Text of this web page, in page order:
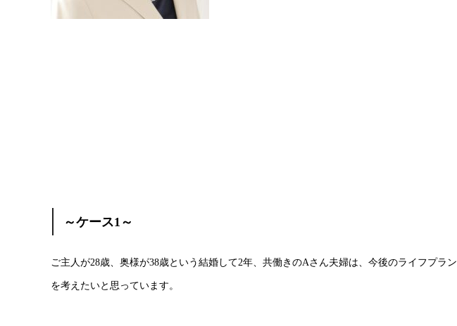
～ケース1～
ご主人が28歳、奥様が38歳という結婚して2年、共働きのAさん夫婦は、今後のライフプラン
を考えたいと思っています。